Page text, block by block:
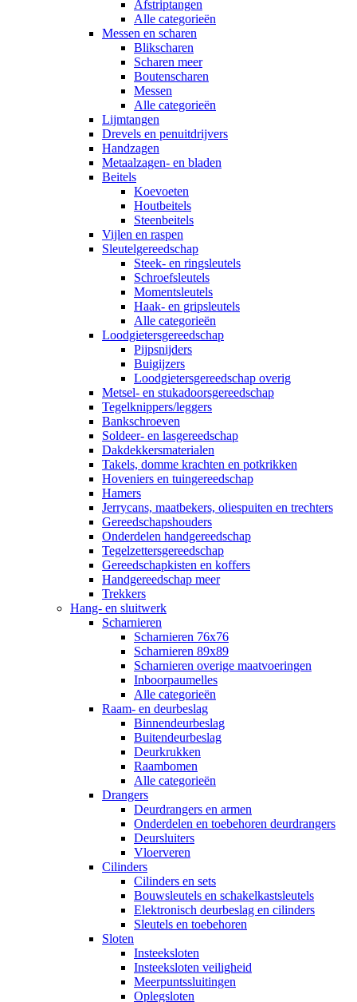
Afstriptangen
Alle categorieën
Messen en scharen
Blikscharen
Scharen meer
Boutenscharen
Messen
Alle categorieën
Lijmtangen
Drevels en penuitdrijvers
Handzagen
Metaalzagen- en bladen
Beitels
Koevoeten
Houtbeitels
Steenbeitels
Vijlen en raspen
Sleutelgereedschap
Steek- en ringsleutels
Schroefsleutels
Momentsleutels
Haak- en gripsleutels
Alle categorieën
Loodgietersgereedschap
Pijpsnijders
Buigijzers
Loodgietersgereedschap overig
Metsel- en stukadoorsgereedschap
Tegelknippers/leggers
Bankschroeven
Soldeer- en lasgereedschap
Dakdekkersmaterialen
Takels, domme krachten en potkrikken
Hoveniers en tuingereedschap
Hamers
Jerrycans, maatbekers, oliespuiten en trechters
Gereedschapshouders
Onderdelen handgereedschap
Tegelzettersgereedschap
Gereedschapkisten en koffers
Handgereedschap meer
Trekkers
Hang- en sluitwerk
Scharnieren
Scharnieren 76x76
Scharnieren 89x89
Scharnieren overige maatvoeringen
Inboorpaumelles
Alle categorieën
Raam- en deurbeslag
Binnendeurbeslag
Buitendeurbeslag
Deurkrukken
Raambomen
Alle categorieën
Drangers
Deurdrangers en armen
Onderdelen en toebehoren deurdrangers
Deursluiters
Vloerveren
Cilinders
Cilinders en sets
Bouwsleutels en schakelkastsleutels
Elektronisch deurbeslag en cilinders
Sleutels en toebehoren
Sloten
Insteeksloten
Insteeksloten veiligheid
Meerpuntssluitingen
Oplegsloten